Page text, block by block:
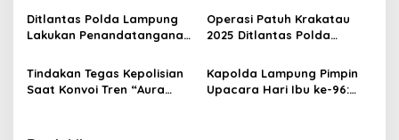
t
i
o
n
Bandar Lampung
Apresiasi
Ditlantas Polda Lampung
Lakukan Penandatanganan
Bermotor
Operasi Patuh Krakatau
2025 Ditlantas Polda
Persen Kecelakaan Lalu
Lintas
Tindakan Tegas Kepolisian
Saat Konvoi Tren “Aura
Kapolda Lampung Pimpin
Upacara Hari Ibu ke-96: